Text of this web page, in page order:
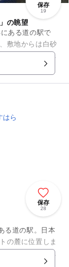
保存
19
の眺望
ある道の駅で
敷地からは白砂
することができ
保存
28
る道の駅。日本
の麓に位置しま
呂も完備した温